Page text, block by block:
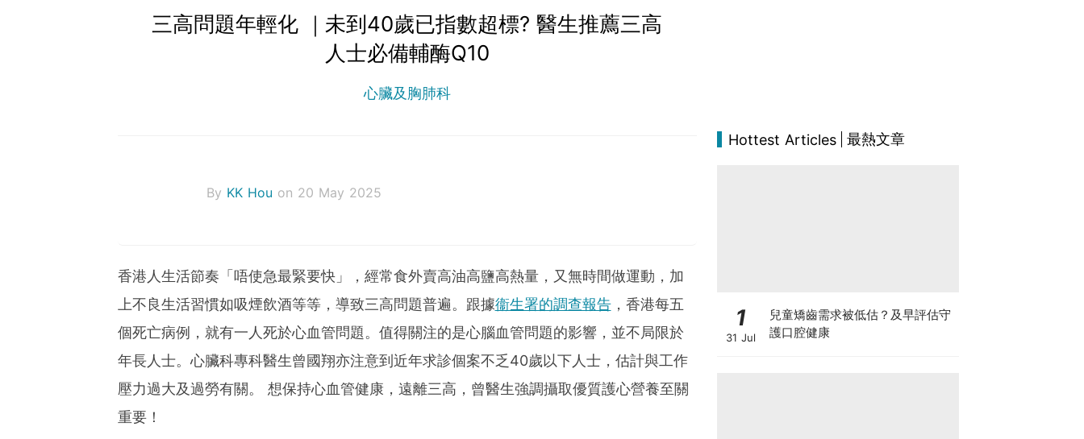
三高問題年輕化 ｜未到40歲已指數超標? 醫生推薦三高
人士必備輔酶Q10
心臟及胸肺科
By KK Hou on 20 May 2025
香港人生活節奏「唔使急最緊要快」，經常食外賣高油高鹽高熱量，又無時間做運動，加
上不良生活習慣如吸煙飲酒等等，導致三高問題普遍。跟據衞生署的調查報告，香港每五
個死亡病例，就有一人死於心血管問題。值得關注的是心腦血管問題的影響，並不局限於
年長人士。心臟科專科醫生曾國翔亦注意到近年求診個案不乏40歲以下人士，估計與工作
壓力過大及過勞有關。
想保持心血管健康，遠離三高，曾醫生強調攝取優質護心營養至關
重要！
Hottest Articles 最熱文章
1
31 Jul
兒童矯齒需求被低估？及早評估守
護口腔健康